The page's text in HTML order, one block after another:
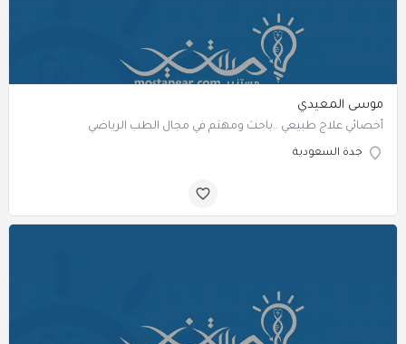
موسى المعيدي
‏‏‏‏‏‏‏‏‏‏‏‏‏‏‏‏‏أخصائي علاج طبيعي ..باحث ومهتم في مجال الطب الرياضي
جدة السعودية